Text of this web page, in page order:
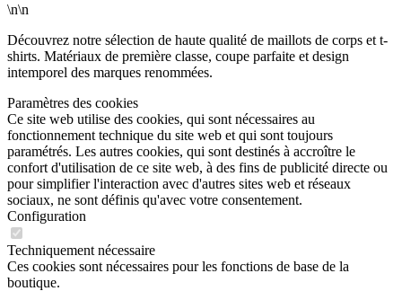
\n\n
Découvrez notre sélection de haute qualité de maillots de corps et t-
shirts. Matériaux de première classe, coupe parfaite et design
intemporel des marques renommées.
Paramètres des cookies
Ce site web utilise des cookies, qui sont nécessaires au
fonctionnement technique du site web et qui sont toujours
paramétrés. Les autres cookies, qui sont destinés à accroître le
confort d'utilisation de ce site web, à des fins de publicité directe ou
pour simplifier l'interaction avec d'autres sites web et réseaux
sociaux, ne sont définis qu'avec votre consentement.
Configuration
Techniquement nécessaire
Ces cookies sont nécessaires pour les fonctions de base de la
boutique.